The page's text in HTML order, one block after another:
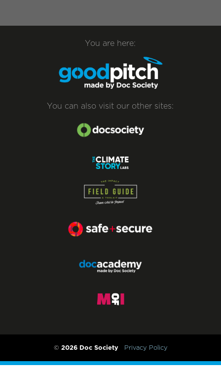
You are here:
You can also visit our other sites:
© 2026 Doc Society Privacy Policy